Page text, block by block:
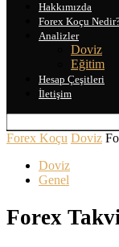
Hakkımızda
Forex Koçu
Analizler
Doviz
Eğitim
Hesap Çeşitleri
İletişim
Forex Koçu Doviz
Doviz
Genel
Forex